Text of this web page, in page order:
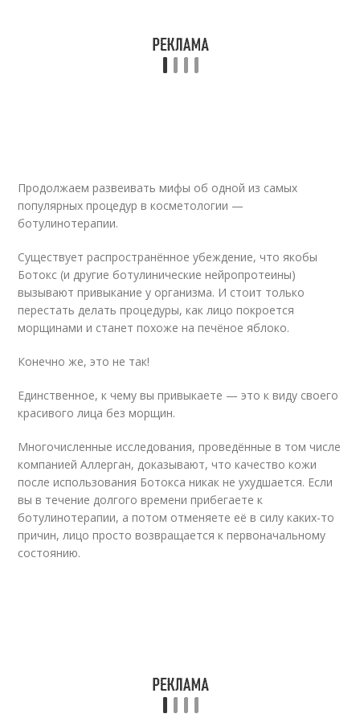
Продолжаем развеивать мифы об одной из самых
популярных процедур в косметологии —
ботулинотерапии.
Существует распространённое убеждение, что якобы
Ботокс (и другие ботулинические нейропротеины)
вызывают привыкание у организма. И стоит только
перестать делать процедуры, как лицо покроется
морщинами и станет похоже на печёное яблоко.
Конечно же, это не так!
Единственное, к чему вы привыкаете — это к виду своего
красивого лица без морщин.
Многочисленные исследования, проведённые в том числе
компанией Аллерган, доказывают, что качество кожи
после использования Ботокса никак не ухудшается. Если
вы в течение долгого времени прибегаете к
ботулинотерапии, а потом отменяете её в силу каких-то
причин, лицо просто возвращается к первоначальному
состоянию.